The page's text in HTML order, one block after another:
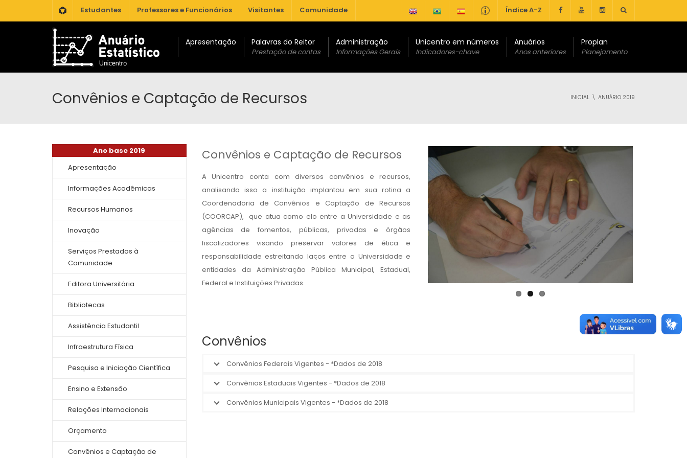
. Estudantes Professores e Funcionários Visitantes Comunidade Índice A-Z
Apresentação Palavras do Reitor
Prestação de contas
Administração
Informações Gerais
Unicentro em números
Indicadores-chave
Anuários
Anos anteriores
Proplan
Planejamento
Convênios e Captação de Recursos INICIAL ANUÁRIO 2019
Convênios e Captação de Recursos
A Unicentro conta com diversos convênios e recursos,
analisando isso a instituição implantou em sua rotina a
Coordenadoria de Convênios e Captação de Recursos
(COORCAP), que atua como elo entre a Universidade e as
agências de fomentos, públicas, privadas e órgãos
fiscalizadores visando preservar valores de ética e
responsabilidade estreitando laços entre a Universidade e
entidades da Administração Pública Municipal, Estadual,
Federal e Instituições Privadas.
Convênios
Convênios Federais Vigentes - *Dados de 2018
Convênios Estaduais Vigentes - *Dados de 2018
Convênios Municipais Vigentes - *Dados de 2018
Ano base 2019
Apresentação
Informações Acadêmicas
Recursos Humanos
Inovação
Serviços Prestados à
Comunidade
Editora Universitária
Bibliotecas
Assistência Estudantil
Infraestrutura Física
Pesquisa e Iniciação Científica
Ensino e Extensão
Relações Internacionais
Orçamento
Convênios e Captação de